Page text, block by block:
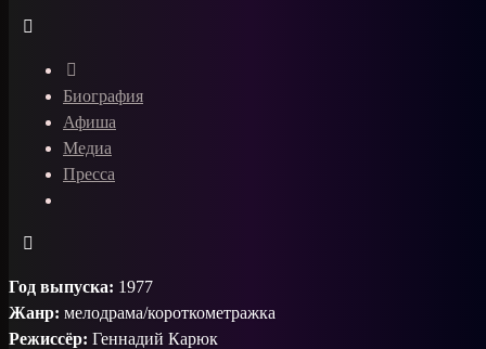
Биография
Афиша
Медиа
Пресса
Год выпуска: 1977
Жанр: мелодрама/короткометражка
Режиссёр: Геннадий Карюк